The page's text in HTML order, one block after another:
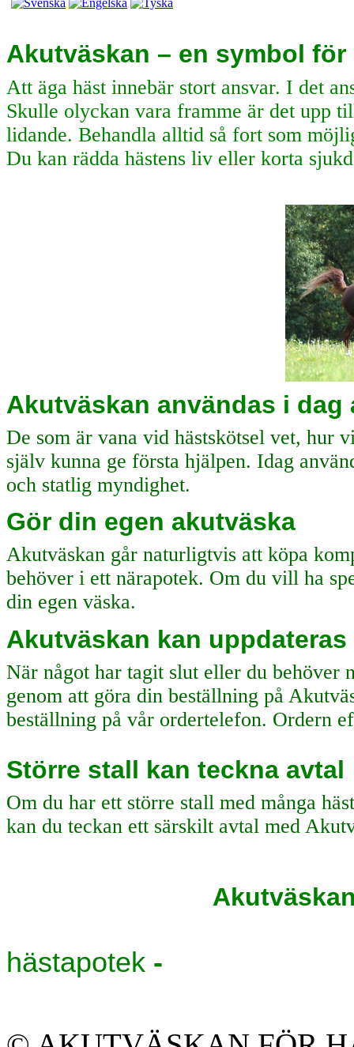
Akutväskan – en symbol
Att äga häst innebär stort ansvar. I det
Skulle olyckan vara framme är det upp
lidande. Behandla alltid så fort som
Du kan rädda hästens liv eller korta
Akutväskan användas i dag
De som är vana vid hästskötsel vet, hur
själv kunna ge första hjälpen. Idag
och statlig myndighet.
Gör din egen akutväska
Akutväskan går naturligtvis att köpa
behöver i ett närapotek. Om du vill ha
din egen väska.
Akutväskan kan
När något har tagit slut eller du behöver
genom att göra din beställning på
beställning på vår ordertelefon. Ordern
Större stall kan teckna avtal
Om du har ett större stall med många
kan du teckan ett särskilt avtal med
hästapotek -